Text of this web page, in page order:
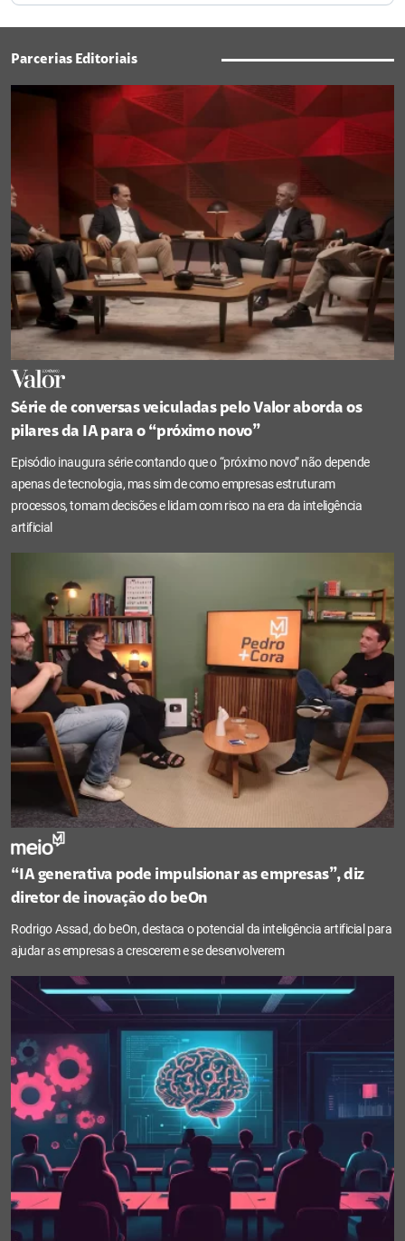
Parcerias Editoriais
Série de conversas veiculadas pelo Valor aborda os
pilares da IA para o “próximo novo”
Episódio inaugura série contando que o “próximo novo” não depende
apenas de tecnologia, mas sim de como empresas estruturam
processos, tomam decisões e lidam com risco na era da inteligência
artificial
“IA generativa pode impulsionar as empresas”, diz
diretor de inovação do beOn
Rodrigo Assad, do beOn, destaca o potencial da inteligência artificial para
ajudar as empresas a crescerem e se desenvolverem